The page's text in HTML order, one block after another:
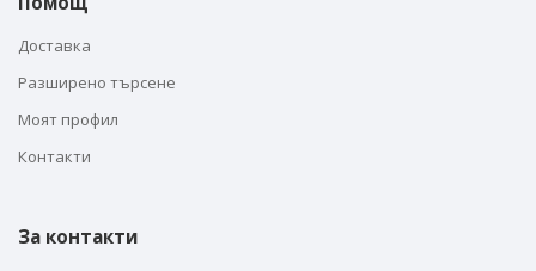
Доставка
Разширено търсене
Моят профил
Контакти
За контакти